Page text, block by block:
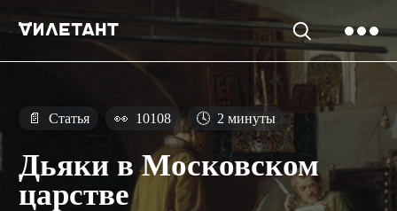
📄 Статья 👀 10108 🕓 2 минуты
Дьяки в Московском
царстве